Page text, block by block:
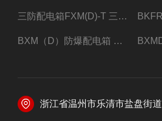
三防配电箱FXM(D)-T 三防型黑色工程塑料
BXM（D）防爆配电箱 防爆照明动力箱厂家 定做
浙江省温州市乐清市盐盘街道